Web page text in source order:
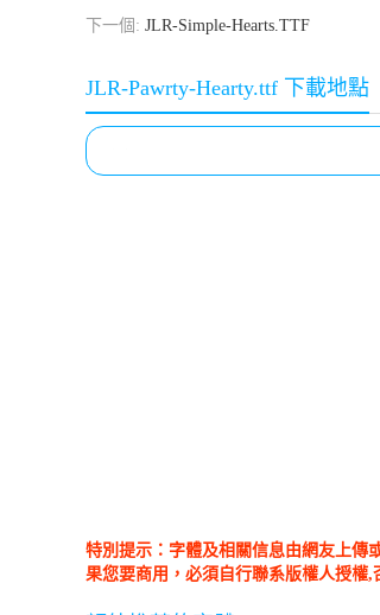
下一個: JLR-Simple-Hearts.TTF
JLR-Pawrty-Hearty.ttf 下載地點
特別提示：字體及相關信息由網友上傳
果您要商用，必須自行聯系版權人授權,